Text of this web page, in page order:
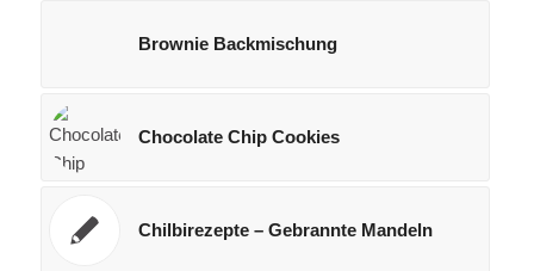
Brownie Backmischung
Chocolate Chip Cookies
Chilbirezepte – Gebrannte Mandeln